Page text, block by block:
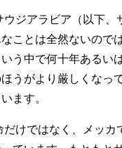
ジアラビア（以下、
ことは全然ないので
う中で何十年あるい
うがより厳しくなっ
ます。
けではなく、メッカ